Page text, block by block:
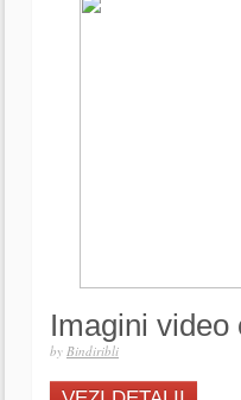
Imagini video
by Bindiribli